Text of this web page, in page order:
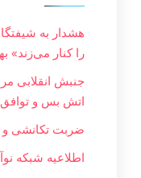
هشدار به
را کنار می‌زند»
جنبش انقلابی
اتش بس و توافق
ضربت تکانشی و
اطلاعیه شبکه